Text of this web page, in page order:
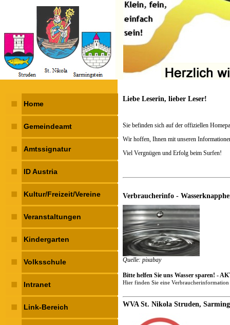
Home
Gemeindeamt
Amtssignatur
ID Austria
Kultur/Freizeit/Vereine
Veranstaltungen
Kindergarten
Volksschule
Intranet
Link-Bereich
Liebe Leserin, lieber Leser!
Sie befinden sich auf der offiziellen
Wir hoffen, Ihnen mit unseren
Viel Vergnügen und Erfolg beim Surfen!
Verbraucherinfo -
Quelle: pixabay
Bitte helfen Sie uns Wasser sparen! -
Hier finden Sie eine
WVA St. Nikola Struden,